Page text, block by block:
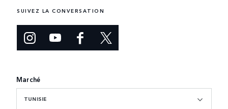
SUIVEZ LA CONVERSATION
Marché
TUNISIE